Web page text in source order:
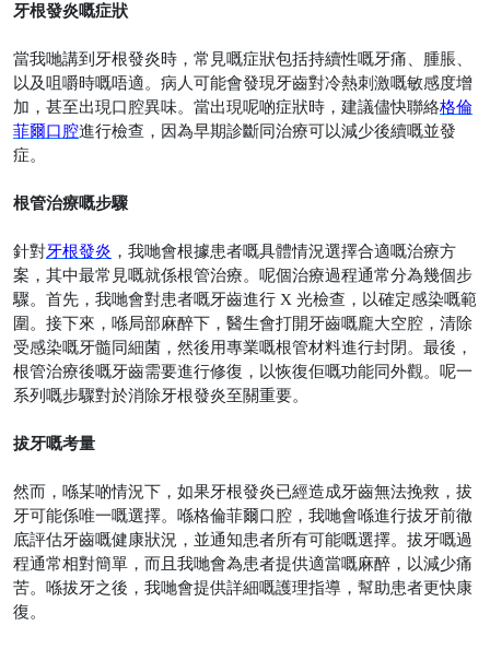
牙根發炎嘅症狀
當我哋講到牙根發炎時，常見嘅症狀包括持續性嘅牙痛、腫脹、
以及咀嚼時嘅唔適。病人可能會發現牙齒對冷熱刺激嘅敏感度增
加，甚至出現口腔異味。當出現呢啲症狀時，建議儘快聯絡格倫
菲爾口腔進行檢查，因為早期診斷同治療可以減少後續嘅並發
症。
根管治療嘅步驟
針對牙根發炎 ，我哋會根據患者嘅具體情況選擇合適嘅治療方
案，其中最常見嘅就係根管治療。呢個治療過程通常分為幾個步
驟。首先，我哋會對患者嘅牙齒進行 X 光檢查，以確定感染嘅範
圍。接下來，喺局部麻醉下，醫生會打開牙齒嘅龐大空腔，清除
受感染嘅牙髓同細菌，然後用專業嘅根管材料進行封閉。最後，
根管治療後嘅牙齒需要進行修復，以恢復佢嘅功能同外觀。呢一
系列嘅步驟對於消除牙根發炎至關重要。
拔牙嘅考量
然而，喺某啲情況下，如果牙根發炎已經造成牙齒無法挽救，拔
牙可能係唯一嘅選擇。喺格倫菲爾口腔，我哋會喺進行拔牙前徹
底評估牙齒嘅健康狀況，並通知患者所有可能嘅選擇。拔牙嘅過
程通常相對簡單，而且我哋會為患者提供適當嘅麻醉，以減少痛
苦。喺拔牙之後，我哋會提供詳細嘅護理指導，幫助患者更快康
復。